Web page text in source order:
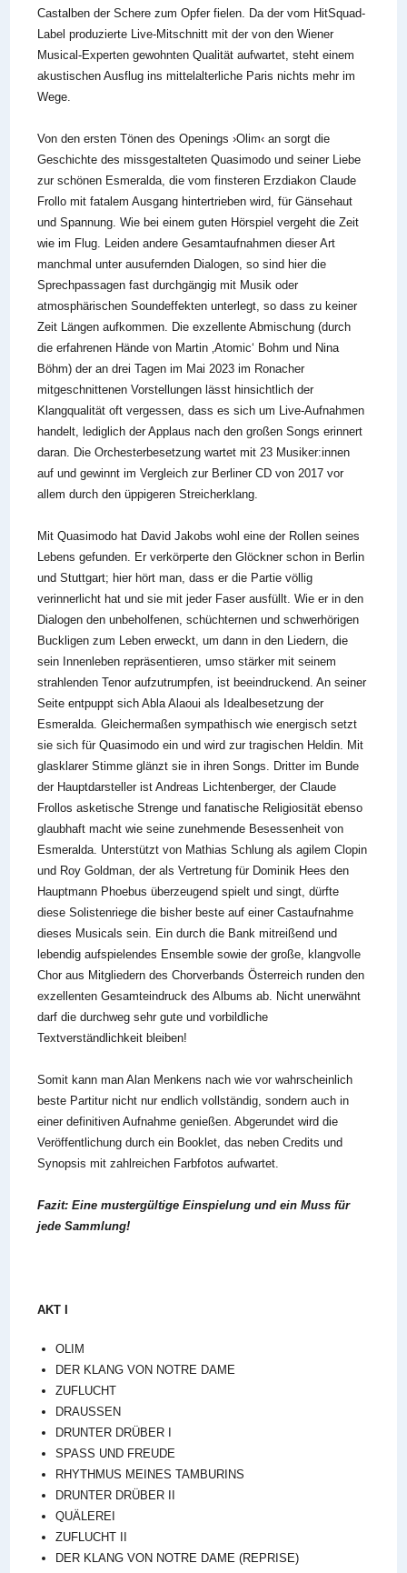
Castalben der Schere zum Opfer fielen. Da der vom HitSquad-
Label produzierte Live-Mitschnitt mit der von den Wiener
Musical-Experten gewohnten Qualität aufwartet, steht einem
akustischen Ausflug ins mittelalterliche Paris nichts mehr im
Wege.
Von den ersten Tönen des Openings ›Olim‹ an sorgt die
Geschichte des missgestalteten Quasimodo und seiner Liebe
zur schönen Esmeralda, die vom finsteren Erzdiakon Claude
Frollo mit fatalem Ausgang hintertrieben wird, für Gänsehaut
und Spannung. Wie bei einem guten Hörspiel vergeht die Zeit
wie im Flug. Leiden andere Gesamtaufnahmen dieser Art
manchmal unter ausufernden Dialogen, so sind hier die
Sprechpassagen fast durchgängig mit Musik oder
atmosphärischen Soundeffekten unterlegt, so dass zu keiner
Zeit Längen aufkommen. Die exzellente Abmischung (durch
die erfahrenen Hände von Martin ‚Atomic‘ Bohm und Nina
Böhm) der an drei Tagen im Mai 2023 im Ronacher
mitgeschnittenen Vorstellungen lässt hinsichtlich der
Klangqualität oft vergessen, dass es sich um Live-Aufnahmen
handelt, lediglich der Applaus nach den großen Songs erinnert
daran. Die Orchesterbesetzung wartet mit 23 Musiker:innen
auf und gewinnt im Vergleich zur Berliner CD von 2017 vor
allem durch den üppigeren Streicherklang.
Mit Quasimodo hat David Jakobs wohl eine der Rollen seines
Lebens gefunden. Er verkörperte den Glöckner schon in Berlin
und Stuttgart; hier hört man, dass er die Partie völlig
verinnerlicht hat und sie mit jeder Faser ausfüllt. Wie er in den
Dialogen den unbeholfenen, schüchternen und schwerhörigen
Buckligen zum Leben erweckt, um dann in den Liedern, die
sein Innenleben repräsentieren, umso stärker mit seinem
strahlenden Tenor aufzutrumpfen, ist beeindruckend. An seiner
Seite entpuppt sich Abla Alaoui als Idealbesetzung der
Esmeralda. Gleichermaßen sympathisch wie energisch setzt
sie sich für Quasimodo ein und wird zur tragischen Heldin. Mit
glasklarer Stimme glänzt sie in ihren Songs. Dritter im Bunde
der Hauptdarsteller ist Andreas Lichtenberger, der Claude
Frollos asketische Strenge und fanatische Religiosität ebenso
glaubhaft macht wie seine zunehmende Besessenheit von
Esmeralda. Unterstützt von Mathias Schlung als agilem Clopin
und Roy Goldman, der als Vertretung für Dominik Hees den
Hauptmann Phoebus überzeugend spielt und singt, dürfte
diese Solistenriege die bisher beste auf einer Castaufnahme
dieses Musicals sein. Ein durch die Bank mitreißend und
lebendig aufspielendes Ensemble sowie der große, klangvolle
Chor aus Mitgliedern des Chorverbands Österreich runden den
exzellenten Gesamteindruck des Albums ab. Nicht unerwähnt
darf die durchweg sehr gute und vorbildliche
Textverständlichkeit bleiben!
Somit kann man Alan Menkens nach wie vor wahrscheinlich
beste Partitur nicht nur endlich vollständig, sondern auch in
einer definitiven Aufnahme genießen. Abgerundet wird die
Veröffentlichung durch ein Booklet, das neben Credits und
Synopsis mit zahlreichen Farbfotos aufwartet.
Fazit: Eine mustergültige Einspielung und ein Muss für
jede Sammlung!
AKT I
OLIM
DER KLANG VON NOTRE DAME
ZUFLUCHT
DRAUSSEN
DRUNTER DRÜBER I
SPASS UND FREUDE
RHYTHMUS MEINES TAMBURINS
DRUNTER DRÜBER II
QUÄLEREI
ZUFLUCHT II
DER KLANG VON NOTRE DAME (REPRISE)